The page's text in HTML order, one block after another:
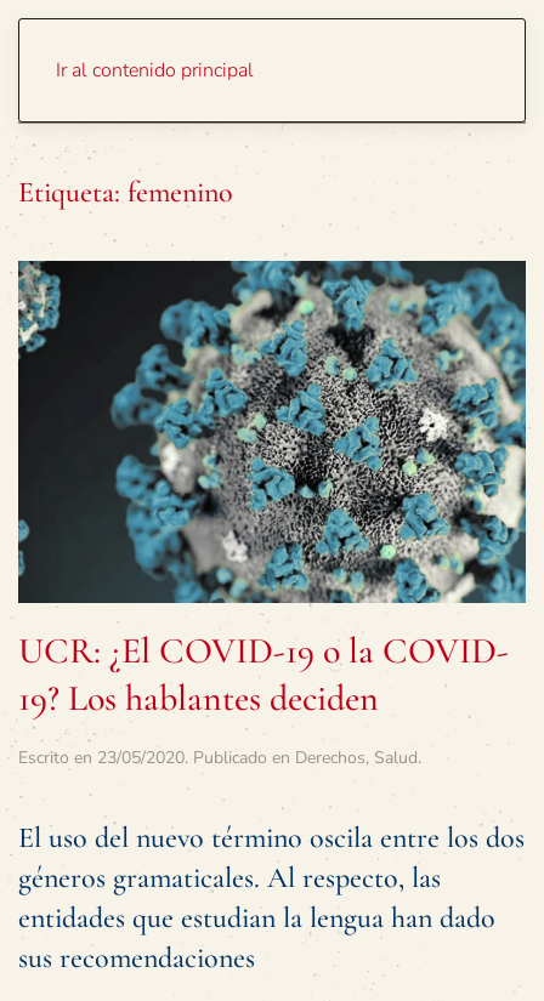
Ir al contenido principal
Etiqueta: femenino
UCR: ¿El COVID-19 o la COVID-
19? Los hablantes deciden
Escrito en 23/05/2020. Publicado en Derechos, Salud.
El uso del nuevo término oscila entre los dos
géneros gramaticales. Al respecto, las
entidades que estudian la lengua han dado
sus recomendaciones